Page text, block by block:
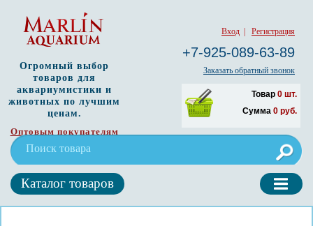
Вход Регистрация
+7-925-089-63-89
Заказать обратный звонок
Товар 0 шт.
Сумма 0 руб.
Огромный выбор
товаров для
аквариумистики и
животных по лучшим
ценам.
Оптовым покупателям
Каталог товаров